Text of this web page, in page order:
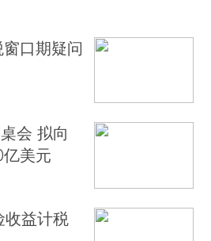
口期疑问
会 拟向
美元
收益计税